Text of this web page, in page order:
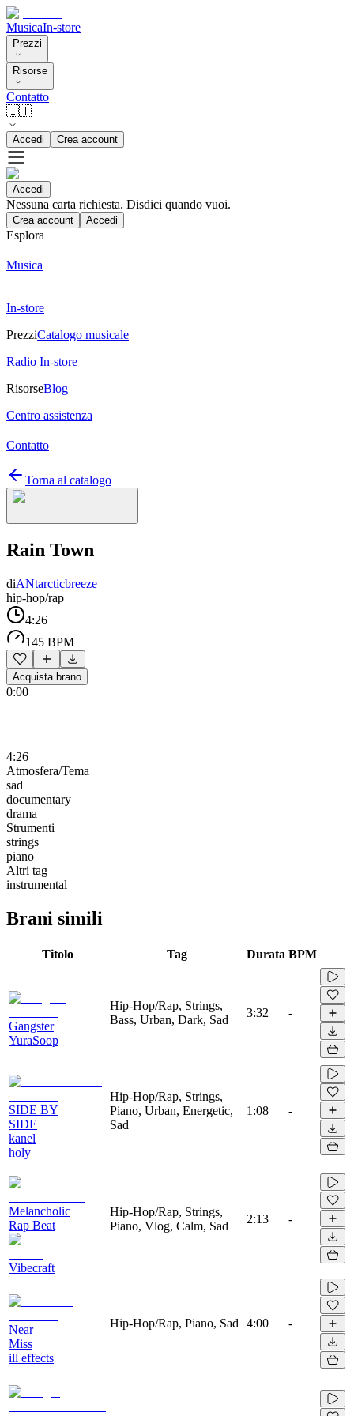
MusicaIn-store
Prezzi
Risorse
Contatto
🇮🇹
Accedi Crea account
Accedi
Nessuna carta richiesta. Disdici quando vuoi.
Crea account Accedi
Esplora
Musica
In-store
PrezziCatalogo musicale
Radio In-store
RisorseBlog
Centro assistenza
Contatto
Torna al catalogo
Rain Town
diANtarcticbreeze
hip-hop/rap
4:26
145 BPM
Acquista brano
0:00
4:26
Atmosfera/Tema
sad
documentary
drama
Strumenti
strings
piano
Altri tag
instrumental
Brani simili
Titolo Tag Durata BPM
Gangster
YuraSoop
Hip-Hop/Rap, Strings,
Bass, Urban, Dark, Sad
3:32 -
SIDE BY
SIDE
kanel
holy
Hip-Hop/Rap, Strings,
Piano, Urban, Energetic,
Sad
1:08 -
Melancholic
Rap Beat
Vibecraft
Hip-Hop/Rap, Strings,
Piano, Vlog, Calm, Sad
2:13 -
Near
Miss
ill effects
Hip-Hop/Rap, Piano, Sad 4:00 -